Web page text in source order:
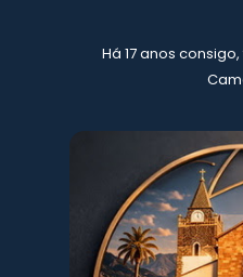
Há 17 anos